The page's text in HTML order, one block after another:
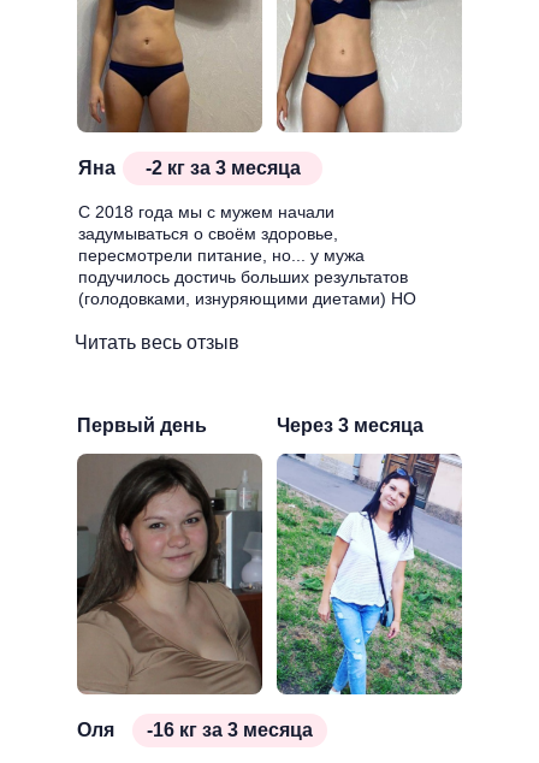
Первый день Через 3 месяца
Оля -16 кг за 3 месяца
Яна -2 кг за 3 месяца
С 2018 года мы с мужем начали
задумываться о своём здоровье,
пересмотрели питание, но... у мужа
подучилось достичь больших результатов
(голодовками, изнуряющими диетами) НО
Читать весь отзыв